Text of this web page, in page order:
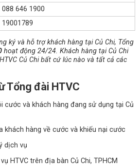
088 646 1900
19001789
ký và hỗ trợ khách hàng tại Củ Chi, Tổng
hoạt động 24/24. Khách hàng tại Củ Chi
Củ Chi bất cứ lúc nào và tất cả các
Tổng đài HTVC
cước và khách hàng đang sử dụng tại Củ
khách hàng về cước và khiếu nại cước
dịch vụ
HTVC trên địa bàn Củ Chi, TPHCM